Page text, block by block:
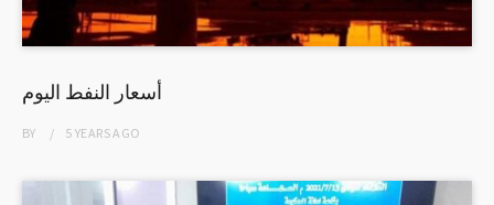
أسعار النفط اليوم
BY 5 YEARSAGO